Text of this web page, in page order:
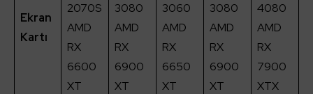
Ekran
Kartı
2070S
AMD
RX
6600
XT
3080
AMD
RX
6900
XT
3060
AMD
RX
6650
XT
3080
AMD
RX
6900
XT
4080
AMD
RX
7900
XTX